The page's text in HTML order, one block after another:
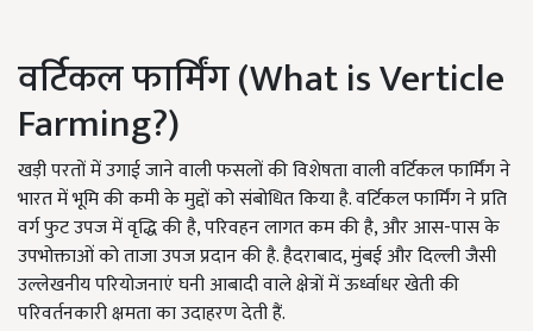
वर्टिकल फार्मिंग (What is Verticle
Farming?)
खड़ी परतों में उगाई जाने वाली फसलों की विशेषता वाली वर्टिकल फार्मिंग ने
भारत में भूमि की कमी के मुद्दों को संबोधित किया है. वर्टिकल फार्मिंग ने प्रति
वर्ग फुट उपज में वृद्धि की है, परिवहन लागत कम की है, और आस-पास के
उपभोक्ताओं को ताजा उपज प्रदान की है. हैदराबाद, मुंबई और दिल्ली जैसी
उल्लेखनीय परियोजनाएं घनी आबादी वाले क्षेत्रों में ऊर्ध्वाधर खेती की
परिवर्तनकारी क्षमता का उदाहरण देती हैं.